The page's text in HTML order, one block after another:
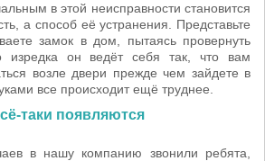
в этой неисправности становится
а способ её устранения. Представьте
замок в дом, пытаясь провернуть
изредка он ведёт себя так, что вам
возле двери прежде чем зайдете в
все происходит ещё труднее.
таки появляются
в нашу компанию звонили ребята,